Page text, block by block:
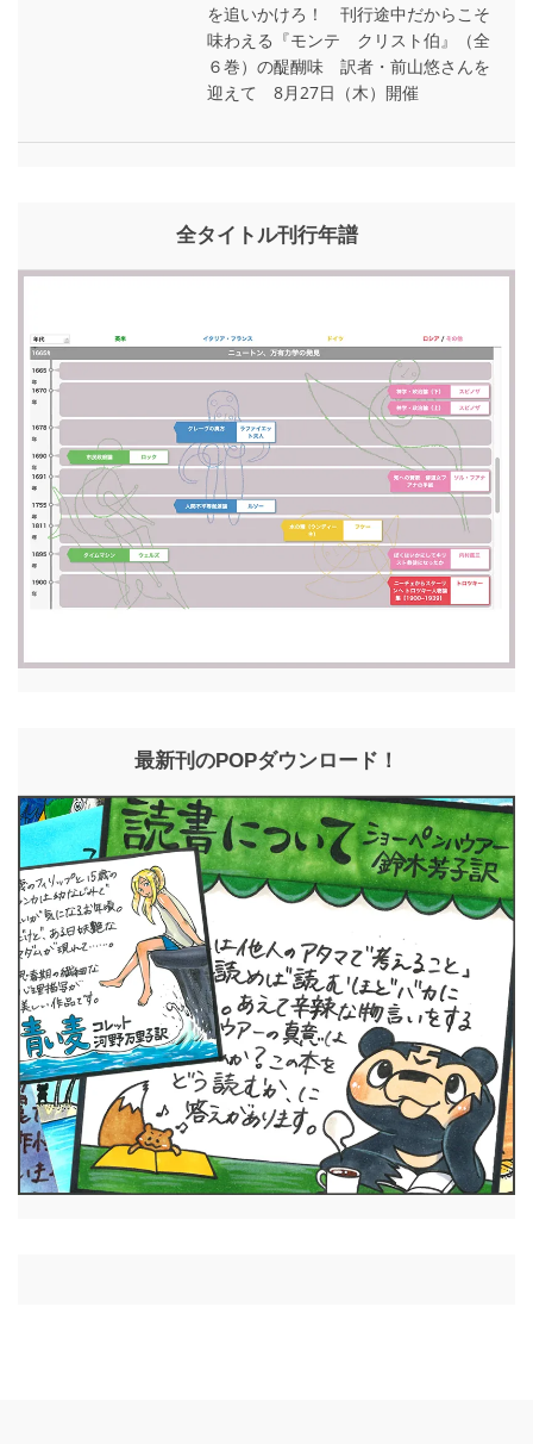
を追いかけろ！ 刊行途中だからこそ
味わえる『モンテ゠クリスト伯』（全
６巻）の醍醐味 訳者・前山悠さんを
迎えて 8月27日（木）開催
全タイトル刊行年譜
最新刊のPOPダウンロード！